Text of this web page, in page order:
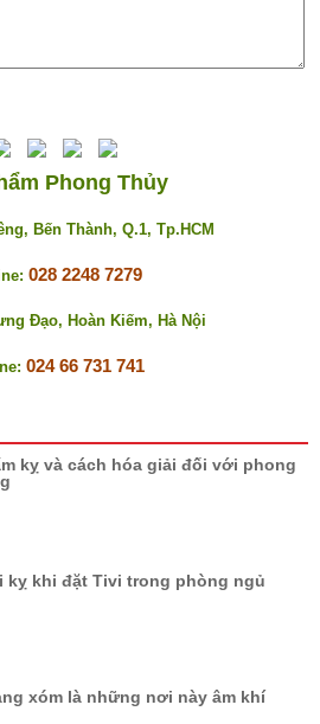
Phong Thủy
Bến Thành, Q.1, Tp.HCM
028 2248 7279
Đạo, Hoàn Kiếm, Hà Nội
024 66 731 741
kỵ và cách hóa giải đối với phong
kỵ khi đặt Tivi trong phòng ngủ
xóm là những nơi này âm khí